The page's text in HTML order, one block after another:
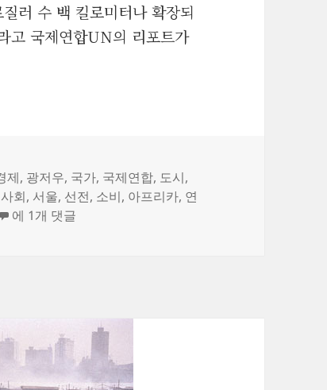
러 수 백 킬로미터나 확장되
고 국제연합UN의 리포트가
성 _ 국제연합UN 리포트
제, 광저우, 국가, 국제연합, 도시,
사회, 서울, 선전, 소비, 아프리카, 연
세계 최대의 도시들, ‘거대 광역 도시’를 형성 _ 국제연합
에 1개 댓글